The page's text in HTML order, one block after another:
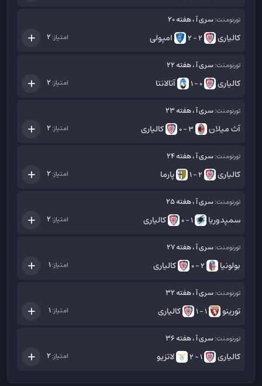
تورنومنت:سری آ ، هفته 20
کالیاری 2 - 2 امپولی امتیاز: 2
تورنومنت:سری آ ، هفته 22
کالیاری 0 - 1 آتالانتا امتیاز: 2
تورنومنت:سری آ ، هفته 23
آث میلان 3 - 0 کالیاری امتیاز: 2
تورنومنت:سری آ ، هفته 24
کالیاری 2 - 1 پارما امتیاز: 2
تورنومنت:سری آ ، هفته 25
سمپدوریا 1 - 0 کالیاری امتیاز: 2
تورنومنت:سری آ ، هفته 27
بولونیا 2 - 0 کالیاری امتیاز:1
تورنومنت:سری آ ، هفته 32
تورینو 1 - 1 کالیاری امتیاز:1
تورنومنت:سری آ ، هفته 36
کالیاری 1 - 2 لاتزیو امتیاز: 2